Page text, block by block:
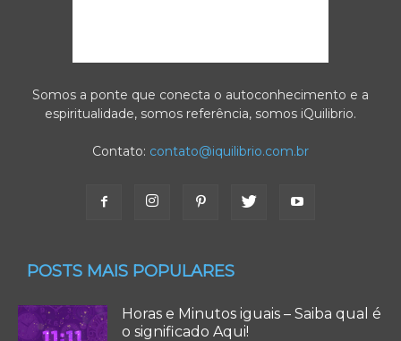
Somos a ponte que conecta o autoconhecimento e a
espiritualidade, somos referência, somos iQuilibrio.
Contato: contato@iquilibrio.com.br
POSTS MAIS POPULARES
Horas e Minutos iguais – Saiba qual é
o significado Aqui!